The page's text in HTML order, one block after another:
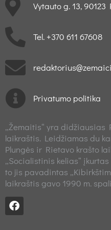
Vytauto g. 13, 90123
Tel. +370 611 67608
Privatumo politika
„Žemaitis“ yra didžiausias
laikraštis. Leidžiamas du
Plungės ir Rietavo krašto
„Socialistinis kelias“
to jis pavadintas
laikraštis gavo 1990 m.